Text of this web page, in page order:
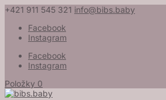
+421 911 545 321 info@bibs.baby
Facebook
Instagram
Facebook
Instagram
Položky 0